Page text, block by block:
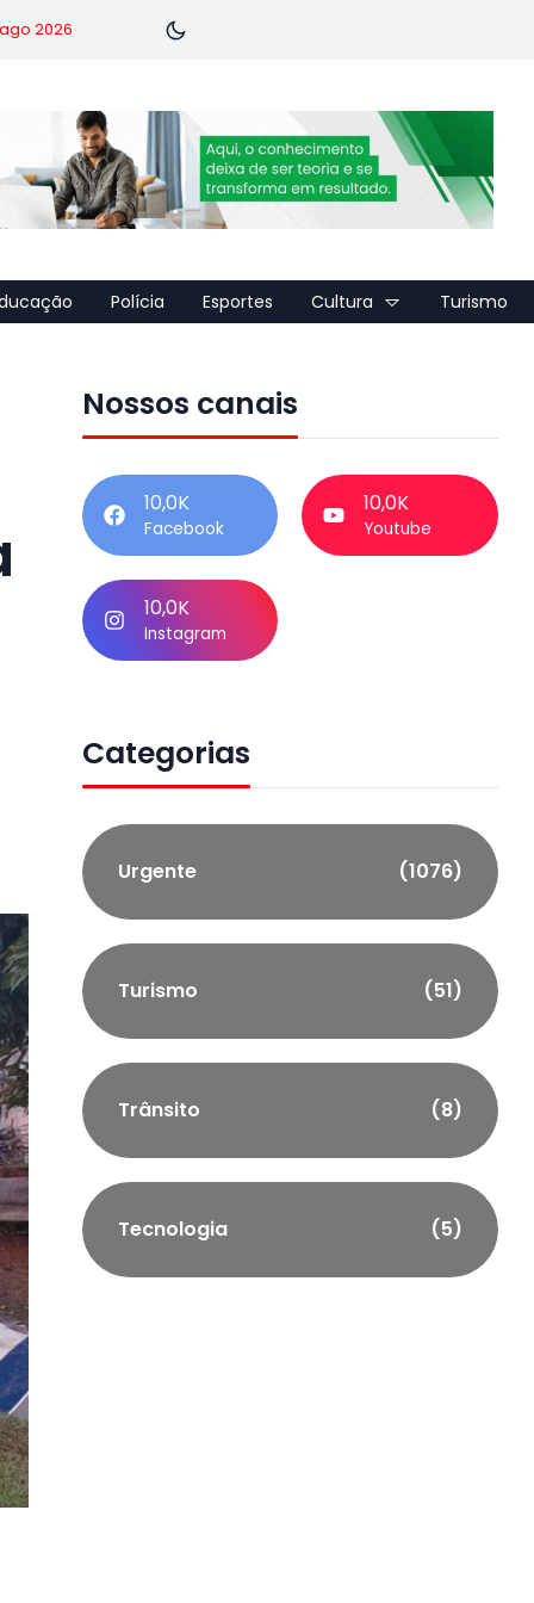
2026
Polícia Esportes Cultura Turismo
Nossos canais
10,0K
Facebook
10,0K
Youtube
10,0K
Instagram
Categorias
Urgente (1076)
Turismo (51)
Trânsito (8)
Tecnologia (5)